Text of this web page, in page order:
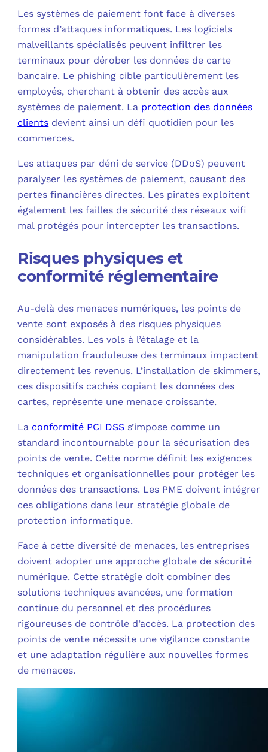
Les systèmes de paiement font face à diverses
formes d’attaques informatiques. Les logiciels
malveillants spécialisés peuvent infiltrer les
terminaux pour dérober les données de carte
bancaire. Le phishing cible particulièrement les
employés, cherchant à obtenir des accès aux
systèmes de paiement. La protection des données
clients devient ainsi un défi quotidien pour les
commerces.
Les attaques par déni de service (DDoS) peuvent
paralyser les systèmes de paiement, causant des
pertes financières directes. Les pirates exploitent
également les failles de sécurité des réseaux wifi
mal protégés pour intercepter les transactions.
Risques physiques et
conformité réglementaire
Au-delà des menaces numériques, les points de
vente sont exposés à des risques physiques
considérables. Les vols à l’étalage et la
manipulation frauduleuse des terminaux impactent
directement les revenus. L’installation de skimmers,
ces dispositifs cachés copiant les données des
cartes, représente une menace croissante.
La conformité PCI DSS s’impose comme un
standard incontournable pour la sécurisation des
points de vente. Cette norme définit les exigences
techniques et organisationnelles pour protéger les
données des transactions. Les PME doivent intégrer
ces obligations dans leur stratégie globale de
protection informatique.
Face à cette diversité de menaces, les entreprises
doivent adopter une approche globale de sécurité
numérique. Cette stratégie doit combiner des
solutions techniques avancées, une formation
continue du personnel et des procédures
rigoureuses de contrôle d’accès. La protection des
points de vente nécessite une vigilance constante
et une adaptation régulière aux nouvelles formes
de menaces.